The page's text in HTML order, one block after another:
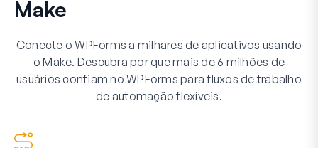
Make
Conecte o WPForms a milhares de aplicativos usando
o Make. Descubra por que mais de 6 milhões de
usuários confiam no WPForms para fluxos de trabalho
de automação flexíveis.